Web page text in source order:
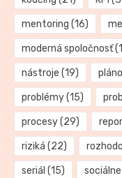
mentoring (16)
moderná spoločnosť
nástroje (19)
problémy(15)
procesy(29)
riziká (22)
seriál (15)